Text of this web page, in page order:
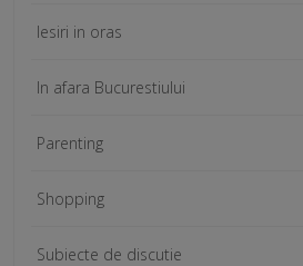
Iesiri in oras
In afara Bucurestiului
Parenting
Shopping
Subiecte de discutie